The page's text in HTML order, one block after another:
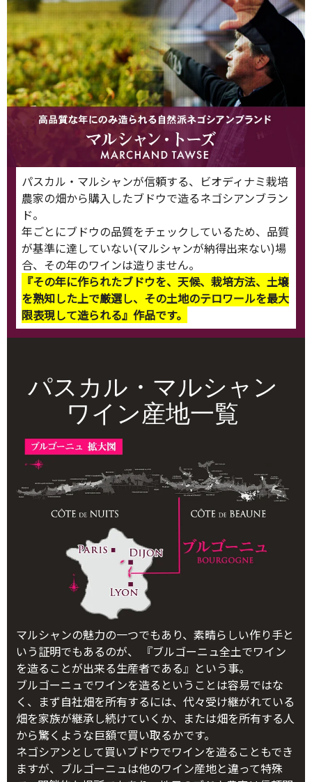
パスカル・マルシャンが信頼する、ビオディナミ栽培
農家の畑から購入したブドウで造るネゴシアンブラン
ド。
年ごとにブドウの品質をチェックしているため、品質
が基準に達していない(マルシャンが納得出来ない)場
合、その年のワインは造りません。
『その年に作られたブドウを、天候、栽培方法、土壌
を熟知した上で厳選し、その土地のテロワールを最大
限表現して造られる』作品です。
パスカル・マルシャン
ワイン産地一覧
マルシャンの魅力の一つでもあり、素晴らしい作り手と
いう証明でもあるのが、 『ブルゴーニュ全土でワイン
を造ることが出来る生産者である』という事。
ブルゴーニュでワインを造るということは容易ではな
く、まず自社畑を所有するには、代々受け継がれている
畑を家族が継承し続けていくか、または畑を所有する人
から驚くような巨額で買い取るかです。
ネゴシアンとして買いブドウでワインを造ることもでき
ますが、ブルゴーニュは他のワイン産地と違って特殊